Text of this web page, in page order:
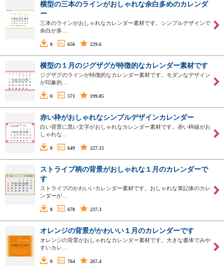
横型の三本のラインがおしゃれな余白多めのカレンダ
ー
三本のラインがおしゃれなカレンダー素材です。シンプルデザインで
余白が多…
0 656 229.6
横型の１月のジグザグが特徴的なカレンダー素材です
ジグザグのラインが特徴的なカレンダー素材です。モダンなデザイン
が印象的…
0 571 199.85
赤い枠がおしゃれなシンプルデザインカレンダー
白い背景に黒い文字がおしゃれなカレンダー素材です。赤い枠線がお
しゃれな…
0 649 227.15
ストライプ柄の背景がおしゃれな１月のカレンダーで
す
ストライプのかわいいカレンダー素材です。おしゃれな筆記体のカレ
ンダーが…
0 678 237.3
オレンジの背景がかわいい１月のカレンダーです
オレンジの背景がおしゃれなカレンダー素材です。大きな書体でみや
すいカレ…
0 764 267.4